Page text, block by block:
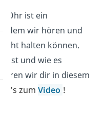
Ohr ist ein
dem wir hören und
halten können.
ist und wie es
wir dir in diesem
zum Video !